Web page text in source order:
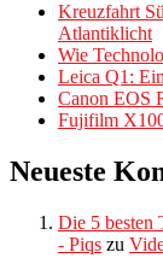
Kreuzfahrt
Atlantiklicht
Wie
Leica Q1:
Canon EOS
Fujifilm
Neueste
Die 5 besten
- Piqs zu